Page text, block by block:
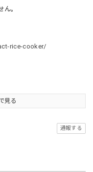
。
rice-cooker/
見る
通報する